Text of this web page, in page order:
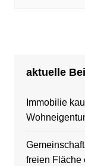
aktuelle
Immobilie
freien Fläche